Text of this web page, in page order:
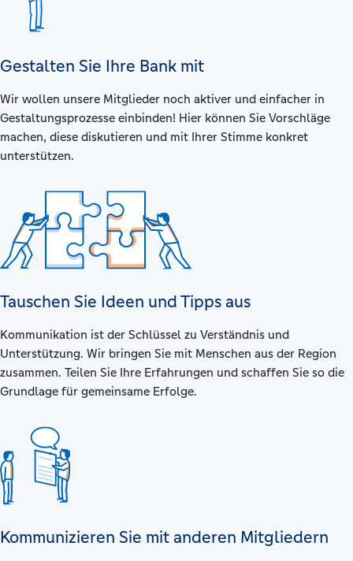
Gestalten Sie Ihre Bank mit
Wir wollen unsere Mitglieder noch aktiver und einfacher in
Gestaltungsprozesse einbinden! Hier können Sie Vorschläge
machen, diese diskutieren und mit Ihrer Stimme konkret
unterstützen.
Tauschen Sie Ideen und Tipps aus
Kommunikation ist der Schlüssel zu Verständnis und
Unterstützung. Wir bringen Sie mit Menschen aus der Region
zusammen. Teilen Sie Ihre Erfahrungen und schaffen Sie so die
Grundlage für gemeinsame Erfolge.
Kommunizieren Sie mit anderen Mitgliedern